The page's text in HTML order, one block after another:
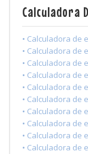
Calculadora
• Calculadora de
• Calculadora de
• Calculadora de
• Calculadora de
• Calculadora de
• Calculadora de
• Calculadora de
• Calculadora de
• Calculadora de
• Calculadora de